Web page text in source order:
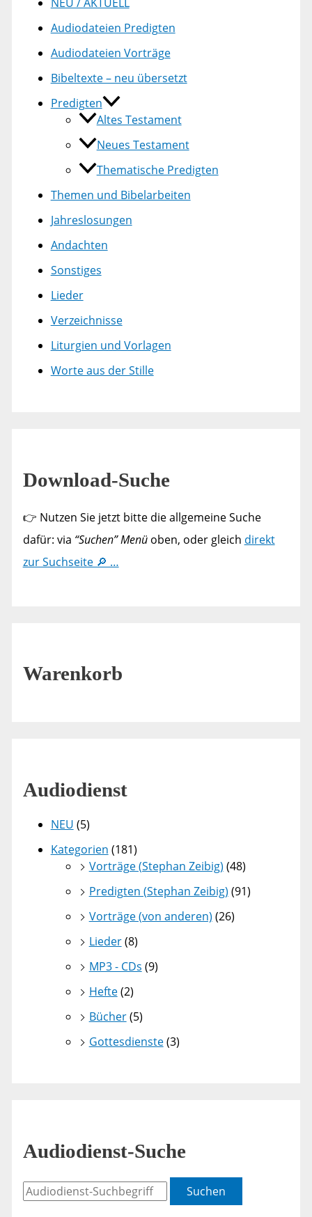
Audiodateien Predigten
Audiodateien Vorträge
Bibeltexte – neu übersetzt
Predigten
Altes Testament
Neues Testament
Thematische Predigten
Themen und Bibelarbeiten
Jahreslosungen
Andachten
Sonstiges
Lieder
Verzeichnisse
Liturgien und Vorlagen
Worte aus der Stille
Download-Suche
👉 Nutzen Sie jetzt bitte die allgemeine Suche
dafür: via “Suchen” Menüoben, oder gleich direkt
zur Suchseite 🔎 …
Warenkorb
Audiodienst
NEU (5)
Kategorien (181)
Vorträge (Stephan Zeibig) (48)
Predigten (Stephan Zeibig) (91)
Vorträge (von anderen) (26)
Lieder(8)
MP3 - CDs (9)
Hefte(2)
Bücher(5)
Gottesdienste(3)
Audiodienst-Suche
Suchen